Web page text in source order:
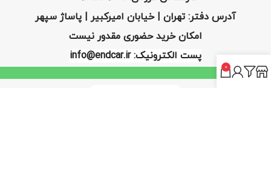
آدرس دفتر: تهران | خیابان امیرکبیر | پاساژ سپهر
امکان خرید حضوری مقدور نیست
پست الکترونیک: info@endcar.ir
0